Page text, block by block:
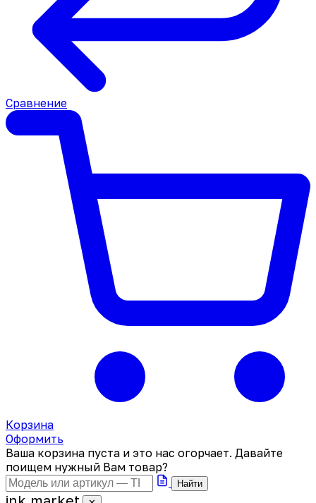
Сравнение
Корзина
Оформить
Ваша корзина пуста и это нас огорчает. Давайте
поищем нужный Вам товар?
Найти